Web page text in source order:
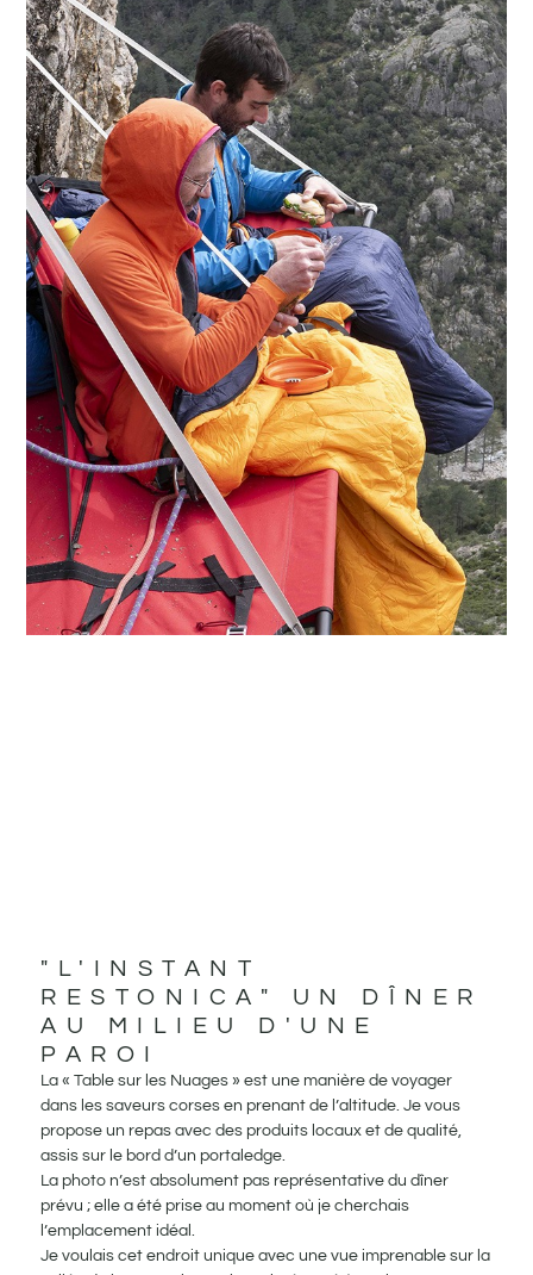
"L'INSTANT
RESTONICA" UN DÎNER
AU MILIEU D'UNE
PAROI
La « Table sur les Nuages » est une manière de voyager
dans les saveurs corses en prenant de l’altitude. Je vous
propose un repas avec des produits locaux et de qualité,
assis sur le bord d’un portaledge.
La photo n’est absolument pas représentative du dîner
prévu ; elle a été prise au moment où je cherchais
l’emplacement idéal.
Je voulais cet endroit unique avec une vue imprenable sur la